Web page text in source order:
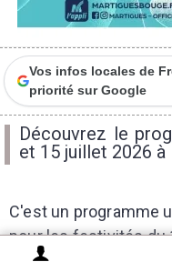
Vos infos locales de
priorité sur Google
Découvrez le
et 15 juillet 2026 à
C'est un programme
pour les festivités du
de la demi-finale de